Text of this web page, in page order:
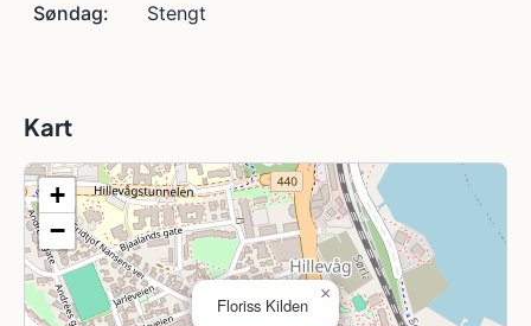
Søndag:
Stengt
Kart
Floriss Kilden
×
+
−